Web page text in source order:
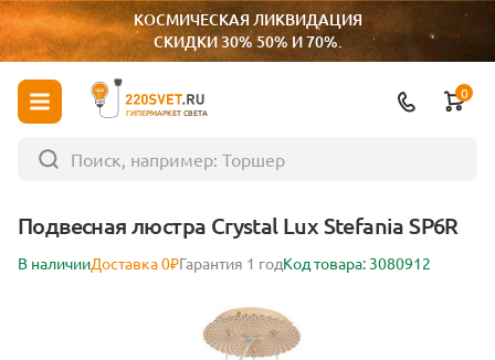
КОСМИЧЕСКАЯ ЛИКВИДАЦИЯ
СКИДКИ 30% 50% И 70%.
ГИПЕРМАРКЕТ СВЕТА
0
Подвесная люстра Crystal Lux Stefania SP6R
В наличииДоставка 0₽Гарантия 1 годКод товара: 3080912